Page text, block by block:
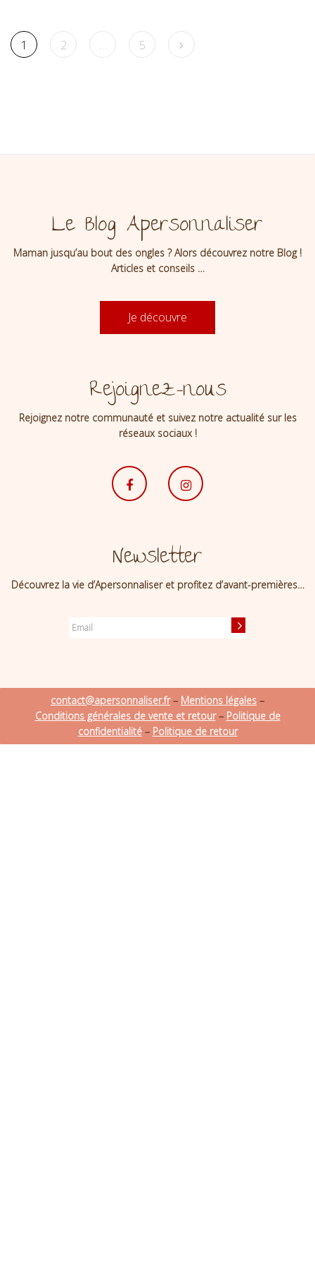
1 2 … 5
Le Blog Apersonnaliser
Maman jusqu’au bout des ongles ? Alors découvrez notre Blog !
Articles et conseils …
Je découvre
Rejoignez-nous
Rejoignez notre communauté et suivez notre actualité sur les
réseaux sociaux !
Newsletter
Découvrez la vie d’Apersonnaliser et profitez d’avant-premières…
contact@apersonnaliser.fr– Mentions légales –
Conditions générales de vente et retour– Politique de
confidentialité– Politique de retour